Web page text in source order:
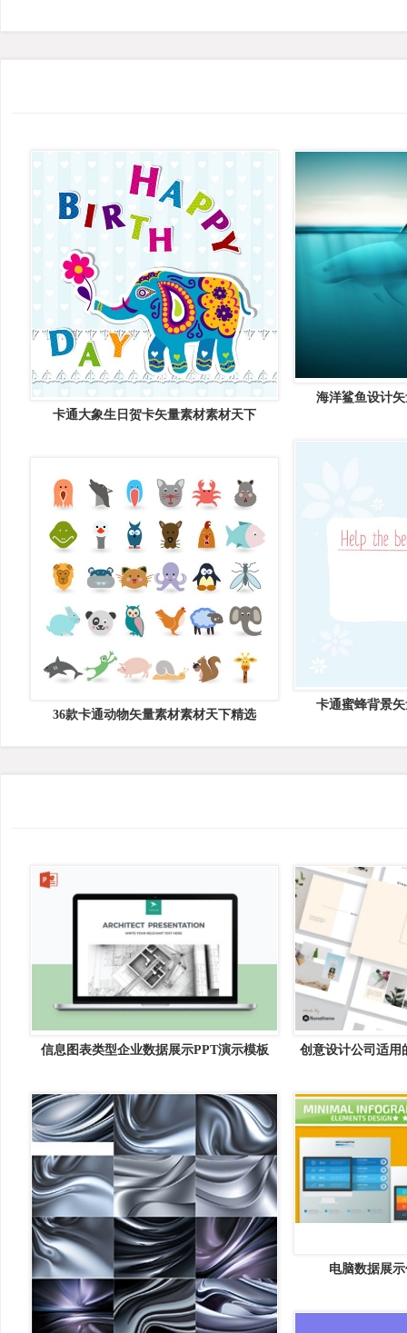
卡通大象生日贺卡矢量素材素材天下
海洋鲨鱼设计
卡通蜜蜂背景
36款卡通动物矢量素材素材天下精选
信息图表类型企业数据展示PPT演示模板
V.28
创意设计公司适用
电脑数据展